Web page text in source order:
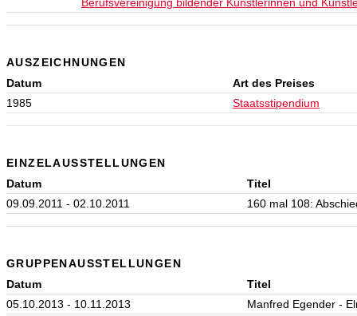
AUSZEICHNUNGEN
Datum
Art des Preises
1985
Staatsstipendium
EINZELAUSSTELLUNGEN
Datum
Titel
09.09.2011 - 02.10.2011
160 mal 108:
GRUPPENAUSSTELLUNGEN
Datum
Titel
05.10.2013 - 10.11.2013
Manfred Egender -